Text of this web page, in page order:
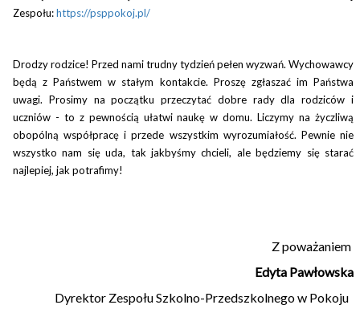
Zespołu:https://psppokoj.pl/
Drodzy rodzice! Przed nami trudny tydzień pełen wyzwań. Wychowawcy
będą z Państwem w stałym kontakcie. Proszę zgłaszać im Państwa
uwagi. Prosimy na początku przeczytać dobre rady dla rodziców i
uczniów - to z pewnością ułatwi naukę w domu. Liczymy na życzliwą
obopólną współpracę i przede wszystkim wyrozumiałość. Pewnie nie
wszystko nam się uda, tak jakbyśmy chcieli, ale będziemy się starać
najlepiej, jak potrafimy!
Z poważaniem
Edyta Pawłowska
Dyrektor Zespołu Szkolno-Przedszkolnego w Pokoju